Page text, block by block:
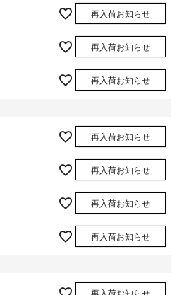
再入荷お知らせ
再入荷お知らせ
再入荷お知らせ
再入荷お知らせ
再入荷お知らせ
再入荷お知らせ
再入荷お知らせ